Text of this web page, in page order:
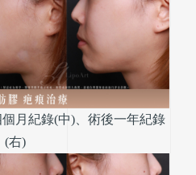
月紀錄(中)、術後一年紀錄
(右)